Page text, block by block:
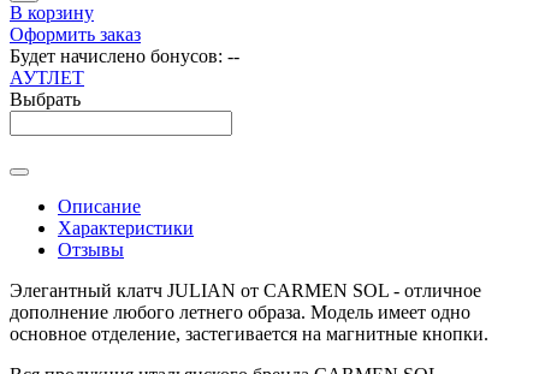
В корзину
Оформить заказ
Будет начислено бонусов: --
АУТЛЕТ
Выбрать
Описание
Характеристики
Отзывы
Элегантный клатч JULIAN от CARMEN SOL - отличное
дополнение любого летнего образа. Модель имеет одно
основное отделение, застегивается на магнитные кнопки.